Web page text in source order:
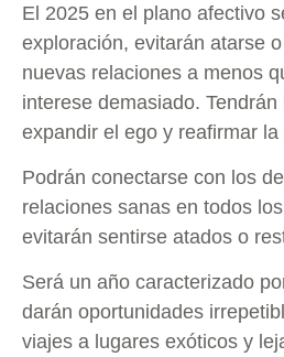
El 2025 en el plano afectivo
exploración, evitarán atarse
nuevas relaciones a menos
interese demasiado.
expandir el ego y reafirmar la
Podrán conectarse con los
relaciones sanas en todos
evitarán sentirse atados o
Será un año caracterizado
darán oportunidades
viajes a lugares exóticos y